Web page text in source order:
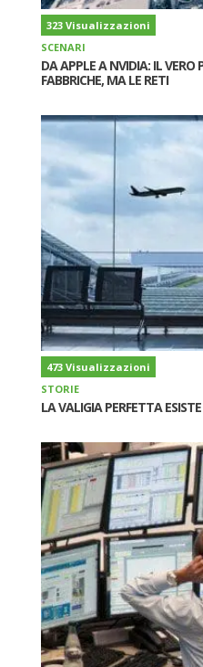
323 Visualizzazioni
SCENARI
DA APPLE A NVIDIA: IL
FABBRICHE, MA LE RETI
473 Visualizzazioni
STORIE
LA VALIGIA PERFETTA